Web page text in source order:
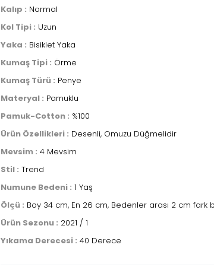
Kalıp : Normal
Kol Tipi : Uzun
Yaka : Bisiklet Yaka
Kumaş Tipi : Örme
Kumaş Türü : Penye
Materyal : Pamuklu
Pamuk-Cotton : %100
Ürün Özellikleri : Desenli, Omuzu Düğmelidir
Mevsim : 4 Mevsim
Stil : Trend
Numune Bedeni : 1 Yaş
Ölçü : Boy 34 cm, En 26 cm, Bedenler arası 2 cm fark
Ürün Sezonu : 2021 / 1
Yıkama Derecesi : 40 Derece